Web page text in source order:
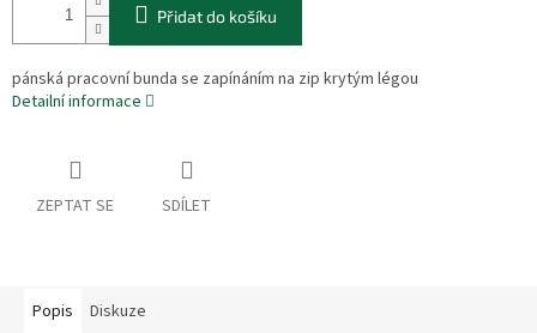
Přidat do košíku
pánská pracovní bunda se zapínáním na zip krytým légou
Detailní informace
ZEPTAT SE SDÍLET
Popis Diskuze